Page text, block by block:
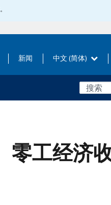
新闻 中文 (简体)
零工经济